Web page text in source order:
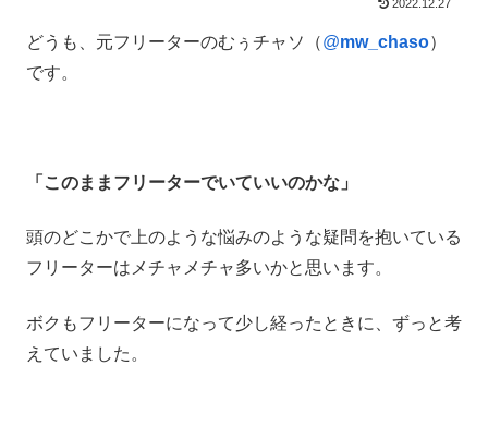
2022.12.27
どうも、元フリーターのむぅチャソ（@mw_chaso）
です。
「このままフリーターでいていいのかな」
頭のどこかで上のような悩みのような疑問を抱いている
フリーターはメチャメチャ多いかと思います。
ボクもフリーターになって少し経ったときに、ずっと考
えていました。